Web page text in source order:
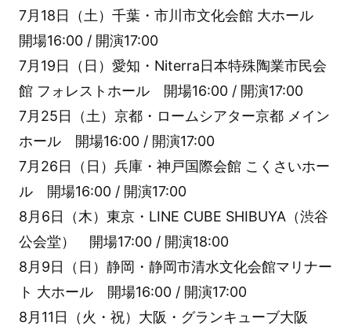
7月18日（土）千葉・市川市文化会館 大ホール
開場16:00 / 開演17:00
7月19日（日）愛知・Niterra日本特殊陶業市民会
館 フォレストホール 開場16:00 / 開演17:00
7月25日（土）京都・ロームシアター京都 メイン
ホール 開場16:00 / 開演17:00
7月26日（日）兵庫・神戸国際会館 こくさいホー
ル 開場16:00 / 開演17:00
8月6日（木）東京・LINE CUBE SHIBUYA（渋谷
公会堂） 開場17:00 / 開演18:00
8月9日（日）静岡・静岡市清水文化会館マリナー
ト 大ホール 開場16:00 / 開演17:00
8月11日（火・祝）大阪・グランキューブ大阪